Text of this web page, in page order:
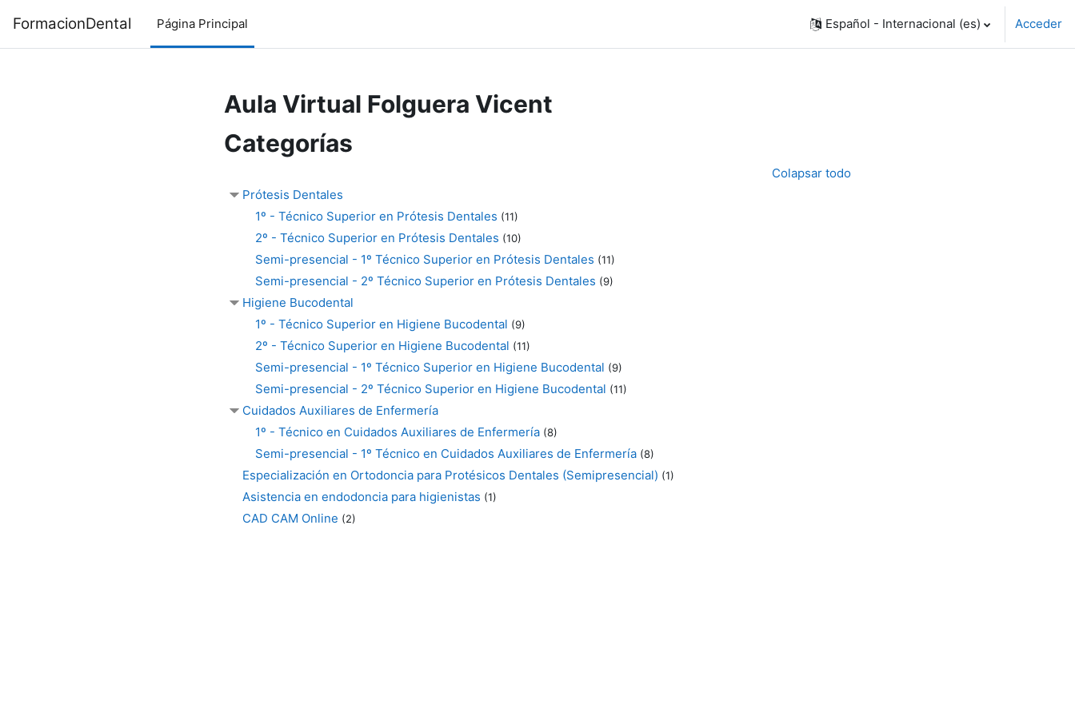
FormacionDental Página Principal Español - Internacional ‎(es)‎ Acceder
Aula Virtual Folguera Vicent
Categorías
Colapsar todo
Prótesis Dentales
1º - Técnico Superior en Prótesis Dentales (11)
2º - Técnico Superior en Prótesis Dentales (10)
Semi-presencial - 1º Técnico Superior en Prótesis Dentales (11)
Semi-presencial - 2º Técnico Superior en Prótesis Dentales (9)
Higiene Bucodental
1º - Técnico Superior en Higiene Bucodental (9)
2º - Técnico Superior en Higiene Bucodental (11)
Semi-presencial - 1º Técnico Superior en Higiene Bucodental (9)
Semi-presencial - 2º Técnico Superior en Higiene Bucodental (11)
Cuidados Auxiliares de Enfermería
1º - Técnico en Cuidados Auxiliares de Enfermería (8)
Semi-presencial - 1º Técnico en Cuidados Auxiliares de Enfermería (8)
Especialización en Ortodoncia para Protésicos Dentales (Semipresencial) (1)
Asistencia en endodoncia para higienistas (1)
CAD CAM Online (2)